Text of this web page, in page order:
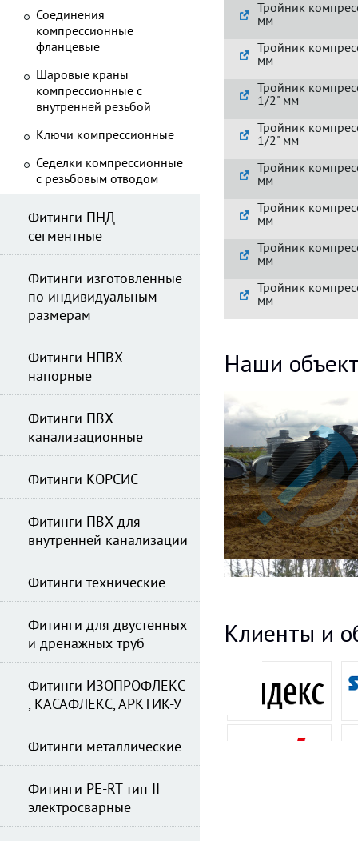
Тройник
мм
Тройник
мм
Тройник
1/2" мм
Тройник
1/2" мм
Тройник
мм
Тройник
мм
Тройник
мм
Тройник
мм
Наши
Клиенты и
Соединения
компрессионные
фланцевые
Шаровые краны
компрессионные с
внутренней резьбой
Ключи компрессионные
Седелки компрессионные
с резьбовым отводом
Фитинги ПНД
сегментные
Фитинги изготовленные
по индивидуальным
размерам
Фитинги НПВХ
напорные
Фитинги ПВХ
канализационные
Фитинги КОРСИС
Фитинги ПВХ для
внутренней канализации
Фитинги технические
Фитинги для двустенных
и дренажных труб
Фитинги ИЗОПРОФЛЕКС
, КАСАФЛЕКС, АРКТИК-У
Фитинги металлические
Фитинги PE-RT тип II
электросварные